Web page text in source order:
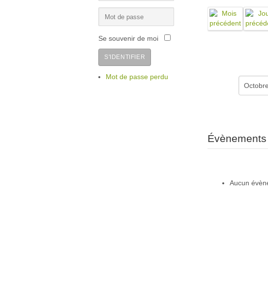
Se souvenir de moi
S'IDENTIFIER
Mot de passe perdu
Aucun